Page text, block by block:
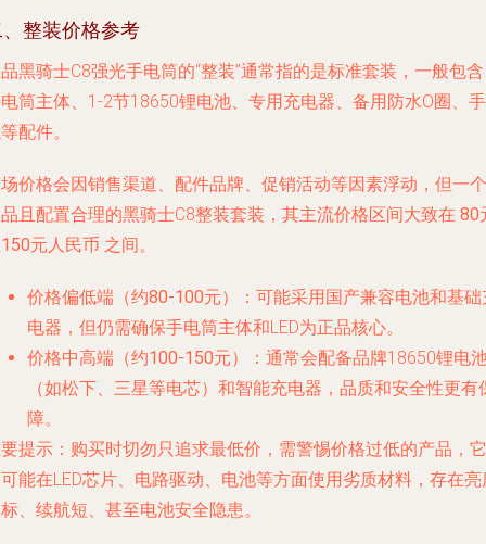
整装价格参考
黑骑士C8强光手电筒的“整装”通常指的是标准套装，一般包
筒主体、1-2节18650锂电池、专用充电器、备用防水O圈、手
配件。
价格会因销售渠道、配件品牌、促销活动等因素浮动，但一个
且配置合理的黑骑士C8整装套装，其主流价格区间大致在 80
元人民币 之间。
价格偏低端（约80-100元）
：可能采用国产兼容电池和基础
电器，但仍需确保手电筒主体和LED为正品核心。
价格中高端（约100-150元）
：通常会配备品牌18650锂电
（如松下、三星等电芯）和智能充电器，品质和安全性更有
障。
提示 ：购买时切勿只追求最低价，需警惕价格过低的产品，它
能在LED芯片、电路驱动、电池等方面使用劣质材料，存在亮
、续航短、甚至电池安全隐患。